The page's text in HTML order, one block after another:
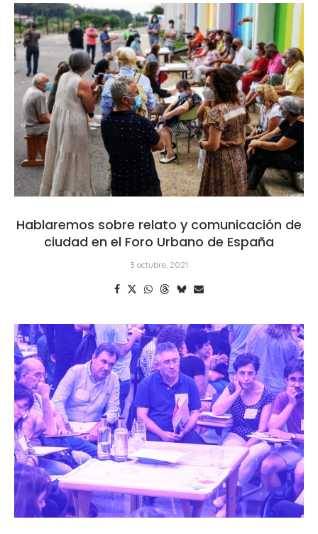
Hablaremos sobre relato y comunicación de
ciudad en el Foro Urbano de España
3 octubre, 2021